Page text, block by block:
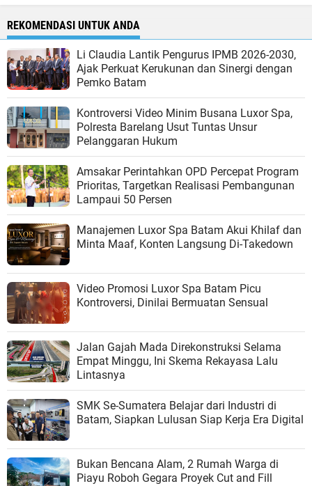
REKOMENDASI UNTUK ANDA
Li Claudia Lantik Pengurus IPMB 2026-2030,
Ajak Perkuat Kerukunan dan Sinergi dengan
Pemko Batam
Kontroversi Video Minim Busana Luxor Spa,
Polresta Barelang Usut Tuntas Unsur
Pelanggaran Hukum
Amsakar Perintahkan OPD Percepat Program
Prioritas, Targetkan Realisasi Pembangunan
Lampaui 50 Persen
Manajemen Luxor Spa Batam Akui Khilaf dan
Minta Maaf, Konten Langsung Di-Takedown
Video Promosi Luxor Spa Batam Picu
Kontroversi, Dinilai Bermuatan Sensual
Jalan Gajah Mada Direkonstruksi Selama
Empat Minggu, Ini Skema Rekayasa Lalu
Lintasnya
SMK Se-Sumatera Belajar dari Industri di
Batam, Siapkan Lulusan Siap Kerja Era Digital
Bukan Bencana Alam, 2 Rumah Warga di
Piayu Roboh Gegara Proyek Cut and Fill